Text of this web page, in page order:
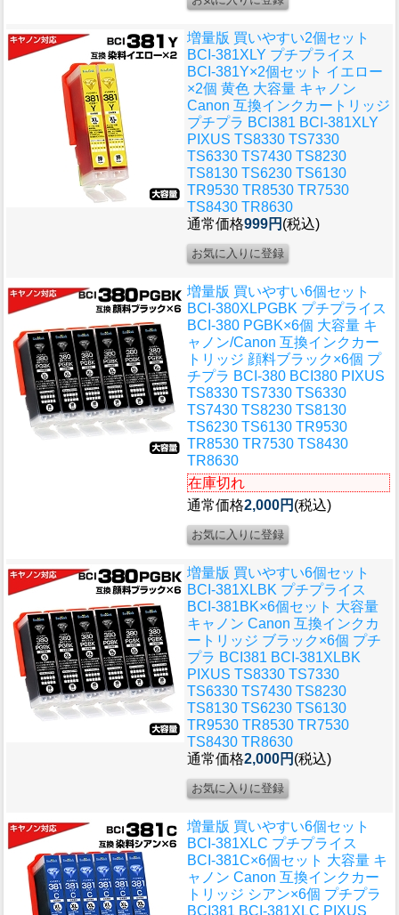
増量版 買いやすい2個セット
BCI-381XLY プチプライス
BCI-381Y×2個セット イエロー
×2個 黄色 大容量 キャノン
Canon 互換インクカートリッジ
プチプラ BCI381 BCI-381XLY
PIXUS TS8330 TS7330
TS6330 TS7430 TS8230
TS8130 TS6230 TS6130
TR9530 TR8530 TR7530
TS8430 TR8630
通常価格999円 (税込)
増量版 買いやすい6個セット
BCI-380XLPGBK プチプライス
BCI-380 PGBK×6個 大容量 キ
ャノン/Canon 互換インクカー
トリッジ 顔料ブラック×6個 プ
チプラ BCI-380 BCI380 PIXUS
TS8330 TS7330 TS6330
TS7430 TS8230 TS8130
TS6230 TS6130 TR9530
TR8530 TR7530 TS8430
TR8630
在庫切れ
通常価格2,000円 (税込)
増量版 買いやすい6個セット
BCI-381XLBK プチプライス
BCI-381BK×6個セット 大容量
キャノン Canon 互換インクカ
ートリッジ ブラック×6個 プチ
プラ BCI381 BCI-381XLBK
PIXUS TS8330 TS7330
TS6330 TS7430 TS8230
TS8130 TS6230 TS6130
TR9530 TR8530 TR7530
TS8430 TR8630
通常価格2,000円 (税込)
増量版 買いやすい6個セット
BCI-381XLC プチプライス
BCI-381C×6個セット 大容量 キ
ャノン Canon 互換インクカー
トリッジ シアン×6個 プチプラ
BCI381 BCI-381XLC PIXUS